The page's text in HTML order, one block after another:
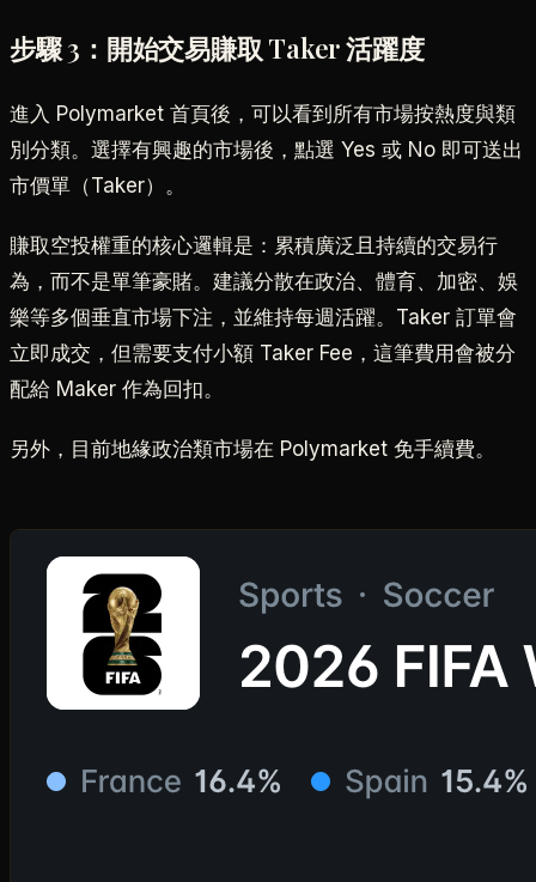
步驟 3：開始交易賺取 Taker 活躍度
進入 Polymarket 首頁後，可以看到所有市場按熱度與類
別分類。選擇有興趣的市場後，點選 Yes 或 No 即可送出
市價單（Taker）。
賺取空投權重的核心邏輯是：累積廣泛且持續的交易行
為，而不是單筆豪賭。建議分散在政治、體育、加密、娛
樂等多個垂直市場下注，並維持每週活躍。Taker 訂單會
立即成交，但需要支付小額 Taker Fee，這筆費用會被分
配給 Maker 作為回扣。
另外，目前地緣政治類市場在 Polymarket 免手續費。